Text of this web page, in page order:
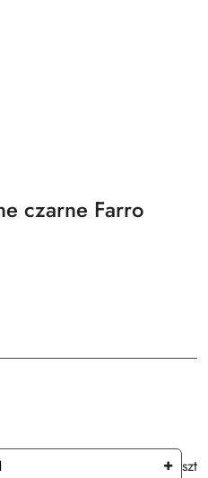
czarne Farro
szt